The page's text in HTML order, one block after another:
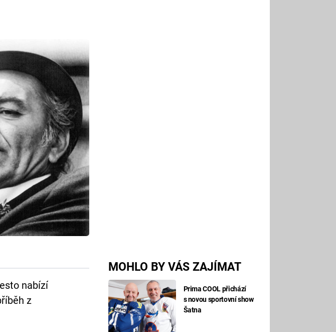
MOHLO BY VÁS ZAJÍMAT
Prima COOL přichází
s novou sportovní show
Šatna
nabízí
z